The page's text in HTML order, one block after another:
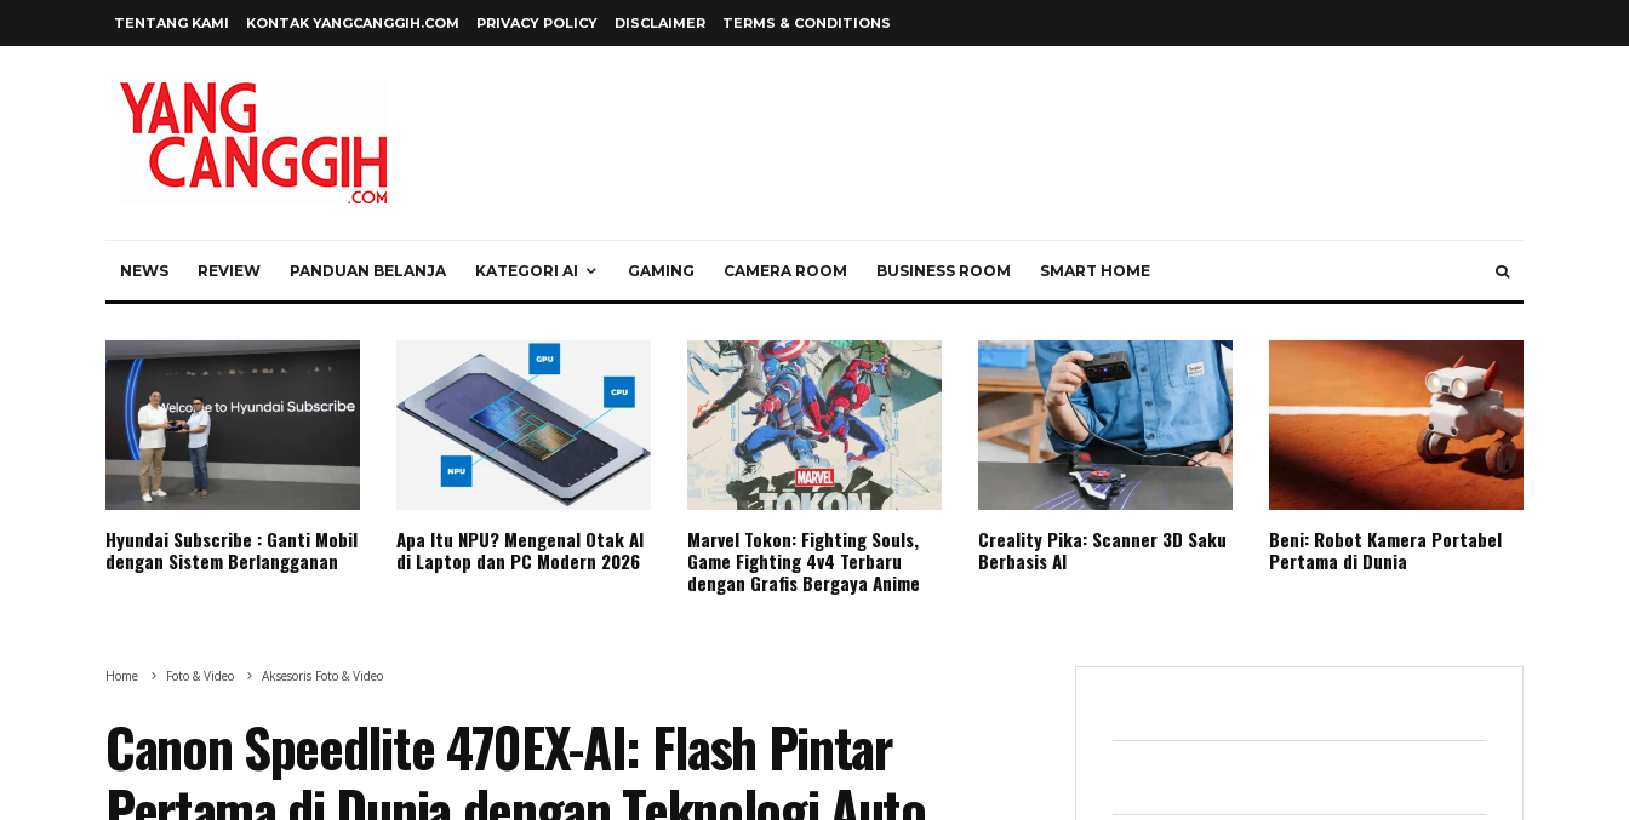
TENTANG KAMI KONTAK YANGCANGGIH.COM PRIVACY POLICY DISCLAIMER TERMS & CONDITIONS
NEWS REVIEW PANDUAN BELANJA KATEGORI AI GAMING CAMERA ROOM BUSINESS ROOM SMART HOME
Hyundai Subscribe : Ganti Mobil
dengan Sistem Berlangganan
Apa Itu NPU? Mengenal Otak AI
di Laptop dan PC Modern 2026
Marvel Tokon: Fighting Souls,
Game Fighting 4v4 Terbaru
dengan Grafis Bergaya Anime
Creality Pika: Scanner 3D Saku
Berbasis AI
Beni: Robot Kamera Portabel
Pertama di Dunia
Home Foto & Video Aksesoris Foto & Video
Canon Speedlite 470EX-AI: Flash Pintar